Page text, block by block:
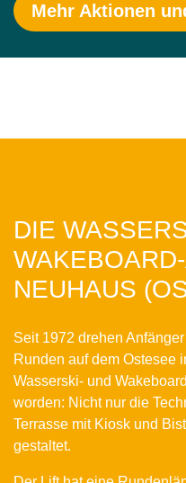
Mehr Aktionen
DIE
NEUHAUS
Seit 1972 drehen
Runden auf dem Ostesee
Wasserski- und
worden: Nicht nur die
Terrasse mit Kiosk und
gestaltet.